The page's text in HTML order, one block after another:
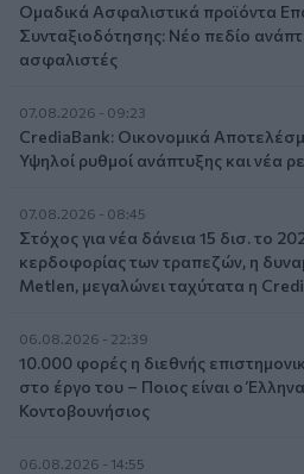
Ομαδικά Ασφαλιστικά προϊόντα
Συνταξιοδότησης: Νέο πεδίο
ασφαλιστές
07.08.2026 - 09:23
CrediaBank: Οικονομικά
Υψηλοί ρυθμοί ανάπτυξης και νέα
07.08.2026 - 08:45
Στόχος για νέα δάνεια 15 δισ. το
κερδοφορίας των τραπεζών, η
Metlen, μεγαλώνει ταχύτατα η
06.08.2026 - 22:39
10.000 φορές η διεθνής
στο έργο του – Ποιος είναι ο
Κοντοβουνήσιος
06.08.2026 - 14:55